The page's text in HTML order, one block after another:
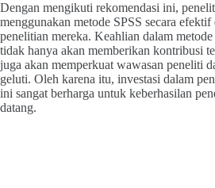
Dengan mengikuti rekomendasi ini,
menggunakan metode SPSS secara
penelitian mereka. Keahlian dalam
tidak hanya akan memberikan kontribusi
juga akan memperkuat wawasan peneliti
geluti. Oleh karena itu, investasi dalam
ini sangat berharga untuk keberhasilan
datang.